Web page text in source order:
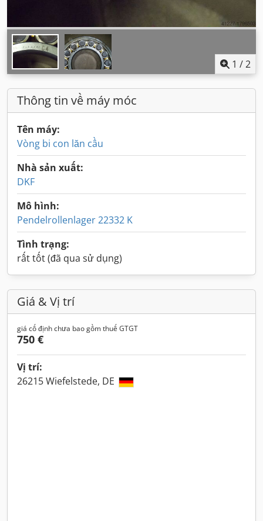
1 /2
Thông tin về máy móc
Tên máy:
Vòng bi con lăn cầu
Nhà sản xuất:
DKF
Mô hình:
Pendelrollenlager 22332 K
Tình trạng:
rất tốt (đã qua sử dụng)
Giá & Vị trí
giá cố định chưa bao gồm thuế GTGT
750 €
Vị trí:
26215 Wiefelstede, DE